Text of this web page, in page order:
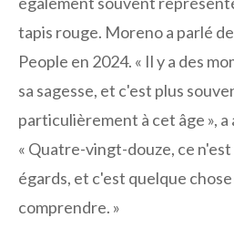
tapis rouge. Moreno a parlé
People en 2024. « Il y a des
sa sagesse, et c'est plus
particulièrement à cet âge »,
« Quatre-vingt-douze, ce n'est
égards, et c'est quelque
comprendre. »